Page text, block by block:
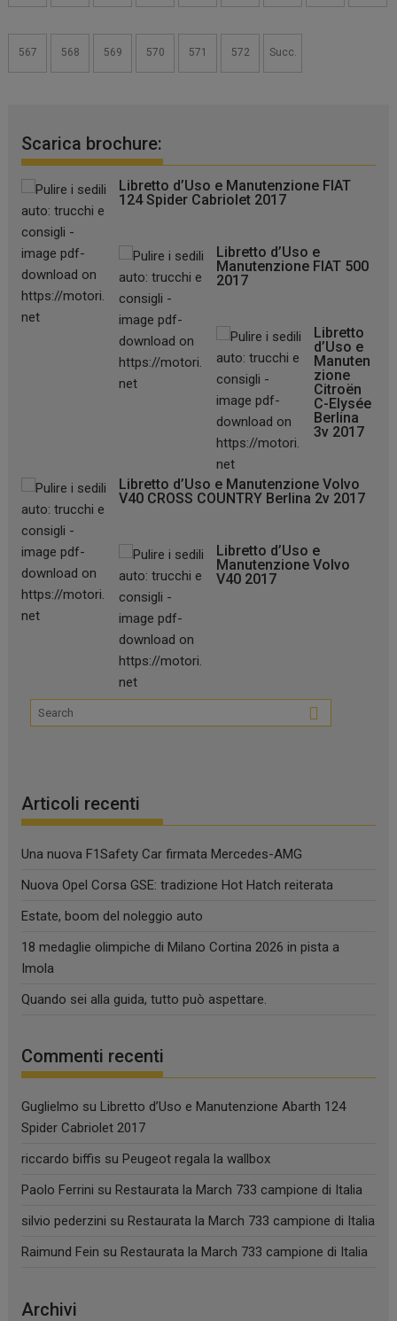
567 568 569 570 571 572 Succ.
Scarica brochure:
Libretto d’Uso e Manutenzione FIAT
124 Spider Cabriolet 2017
Libretto d’Uso e
Manutenzione FIAT 500
2017
Libretto
d’Uso e
Manuten
zione
Citroën
C-Elysée
Berlina
3v 2017
Libretto d’Uso e Manutenzione Volvo
V40 CROSS COUNTRY Berlina 2v 2017
Libretto d’Uso e
Manutenzione Volvo
V40 2017
Articoli recenti
Una nuova F1Safety Car firmata Mercedes-AMG
Nuova Opel Corsa GSE: tradizione Hot Hatch reiterata
Estate, boom del noleggio auto
18 medaglie olimpiche di Milano Cortina 2026 in pista a
Imola
Quando sei alla guida, tutto può aspettare.
Commenti recenti
Guglielmo su Libretto d’Uso e Manutenzione Abarth 124
Spider Cabriolet 2017
riccardo biffis su Peugeot regala la wallbox
Paolo Ferrini su Restaurata la March 733 campione di Italia
silvio pederzini su Restaurata la March 733 campione di Italia
Raimund Fein su Restaurata la March 733 campione di Italia
Archivi